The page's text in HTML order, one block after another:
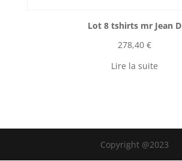
Lot 8 tshirts mr Jean D
278,40 €
Lire la suite
Copyright @2023